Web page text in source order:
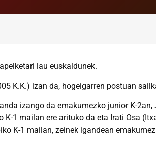
lau euskaldunek.
K.K.) izan da, hogeigarren postuan
izango da emakumezko junior K-2an,
1 mailan ere arituko da eta Irati Osa
K-1 mailan, zeinek igandean